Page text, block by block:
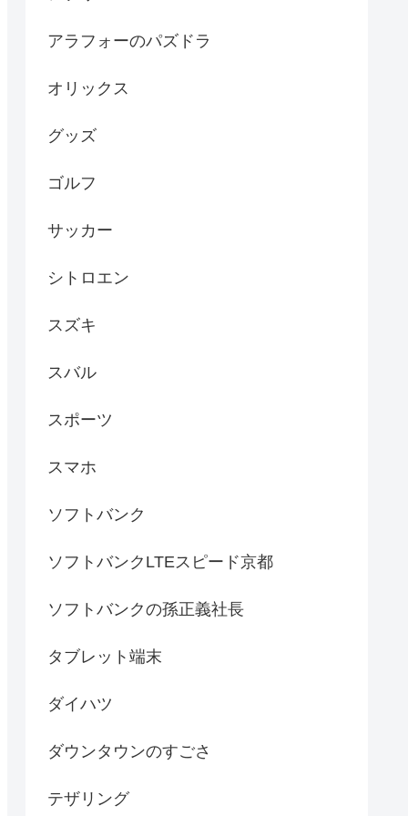
アラフォーのパズドラ
オリックス
グッズ
ゴルフ
サッカー
シトロエン
スズキ
スバル
スポーツ
スマホ
ソフトバンク
ソフトバンクLTEスピード京都
ソフトバンクの孫正義社長
タブレット端末
ダイハツ
ダウンタウンのすごさ
テザリング